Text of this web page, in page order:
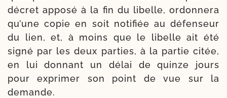
décret appo­sé à la fin du libelle, ordon­ne­ra
qu’une copie en soit noti­fiée au défen­seur
du lien, et, à moins que le libelle ait été
signé par les deux par­ties, à la par­tie citée,
en lui don­nant un délai de quinze jours
pour expri­mer son point de vue sur la
demande.